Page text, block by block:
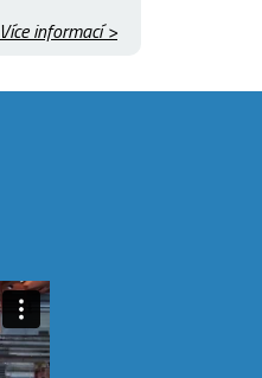
Více informací >